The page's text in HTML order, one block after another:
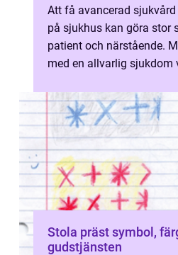
Att få avancerad
på sjukhus kan göra stor
patient och närstående.
med en allvarlig sjukdom
Stola präst symbol, färg och funktion i
gudstjänsten